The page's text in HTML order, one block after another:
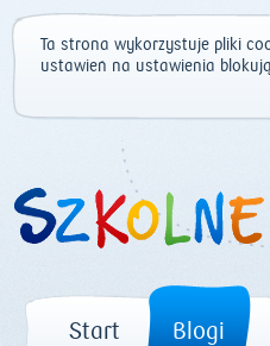
Ta strona wykorzystuje pliki
ustawień na ustawienia
Start Blogi